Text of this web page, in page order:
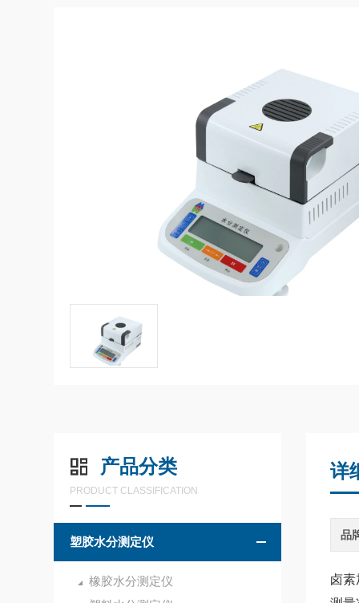
产品分类
PRODUCT CLASSIFICATION
塑胶水分测定仪
橡胶水分测定仪
详
品
卤